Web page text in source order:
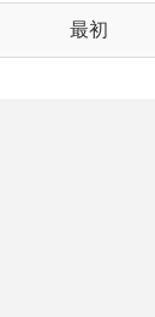
最初